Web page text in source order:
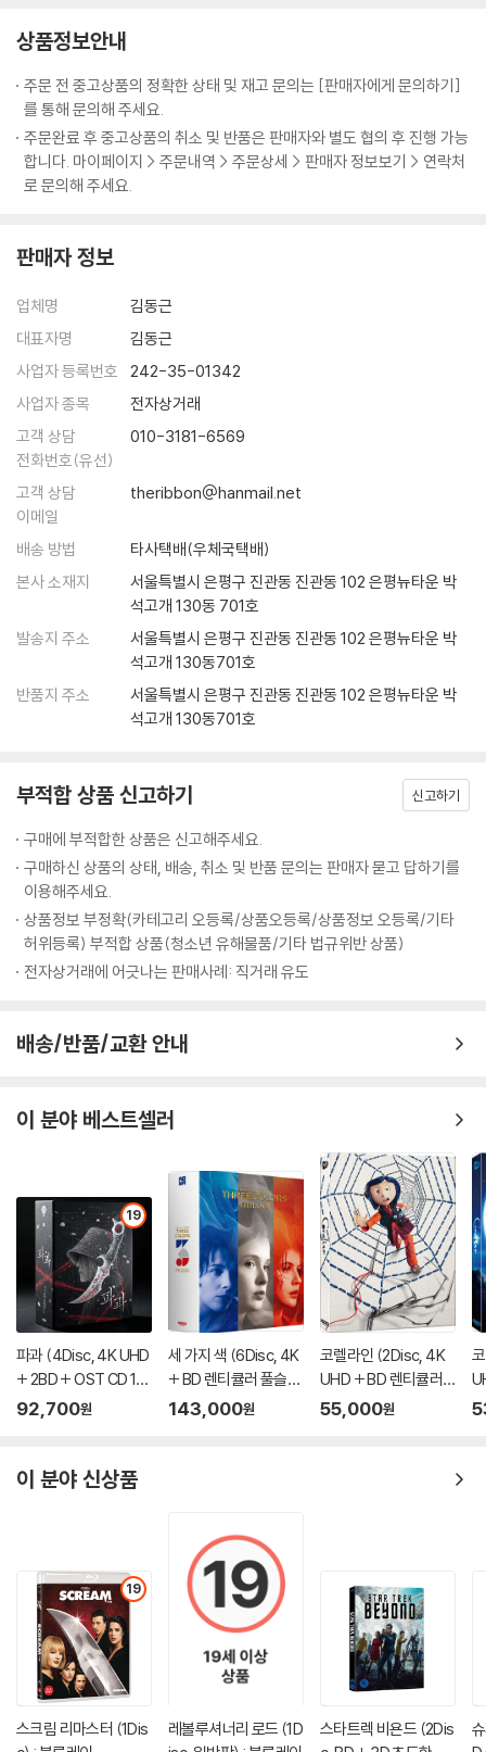
상품정보안내
주문 전 중고상품의 정확한 상태 및 재고 문의는 [판매자에게 문의하기]
를 통해 문의해 주세요.
주문완료 후 중고상품의 취소 및 반품은 판매자와 별도 협의 후 진행 가능
합니다. 마이페이지 > 주문내역 > 주문상세 > 판매자 정보보기 > 연락처
로 문의해 주세요.
판매자 정보
업체명
김동근
대표자명
김동근
사업자 등록번호
242-35-01342
사업자 종목
전자상거래
고객 상담
전화번호(유선)
010-3181-6569
고객 상담
이메일
theribbon@hanmail.net
배송 방법
타사택배(우체국택배)
본사 소재지
서울특별시 은평구 진관동 진관동 102 은평뉴타운 박
석고개 130동 701호
발송지 주소
서울특별시 은평구 진관동 진관동 102 은평뉴타운 박
석고개 130동701호
반품지 주소
서울특별시 은평구 진관동 진관동 102 은평뉴타운 박
석고개 130동701호
부적합 상품 신고하기 신고하기
구매에 부적합한 상품은 신고해주세요.
구매하신 상품의 상태, 배송, 취소 및 반품 문의는 판매자 묻고 답하기를
이용해주세요.
상품정보 부정확(카테고리 오등록/상품오등록/상품정보 오등록/기타
허위등록) 부적합 상품(청소년 유해물품/기타 법규위반 상품)
전자상거래에 어긋나는 판매사례: 직거래 유도
배송/반품/교환 안내
이 분야 베스트셀러
19
파과 (4Disc, 4K UHD
+ 2BD + OST CD 15
00장 한정 스틸북 한정
92,700원
세 가지 색 (6Disc, 4K
+ BD 렌티큘러 풀슬립
트릴로지 박스 한정판)
143,000원
코렐라인 (2Disc, 4K
UHD + BD 렌티큘러
풀슬립 A Type 700장
55,000원
이 분야 신상품
19
스크림 리마스터 (1Dis
레볼루셔너리 로드 (1D
스타트렉 비욘드 (2Dis